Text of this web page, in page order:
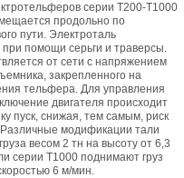
серии Т200-Т1000
продольно по
пути. Электроталь
помощи серьги и траверсы.
от сети с напряжением
закрепленного на
тельфера. Для управления
двигателя происходит
пуск, снижая, тем самым, риск
модификации тали
весом 2 тн на высоту от 6,3
серии Т1000 поднимают груз
6 м/мин.